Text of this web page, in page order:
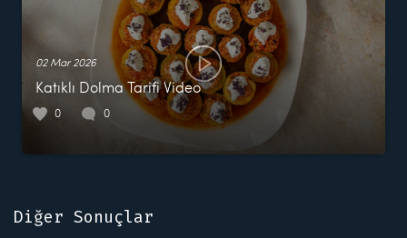
02 Mar 2026
Katıklı Dolma Tarifi Video
0 0
Diğer Sonuçlar